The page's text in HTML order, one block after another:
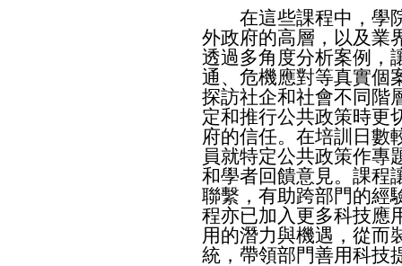
在這些課程中，學院
外政府的高層，以及業
透過多角度分析案例，
通、危機應對等真實個
探訪社企和社會不同階
定和推行公共政策時更
府的信任。在培訓日數
員就特定公共政策作專
和學者回饋意見。課程
聯繫，有助跨部門的經
程亦已加入更多科技應
用的潛力與機遇，從而
統，帶領部門善用科技